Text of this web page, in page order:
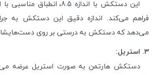
این دستکش با اندازه 8.5،
فراهم می‌کند. اندازه دقیق این دستکش به
می‌دهد که دستکش به درستی بر روی
3. استریل:
دستکش هارتمن به صورت استریل عرضه